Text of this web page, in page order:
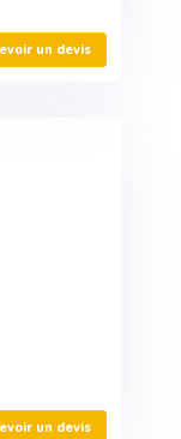
un devis
un devis